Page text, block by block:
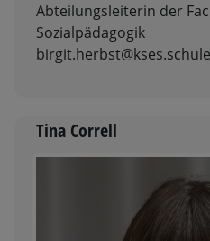
Abteilungsleiterin der
Sozialpädagogik
Tina Correll